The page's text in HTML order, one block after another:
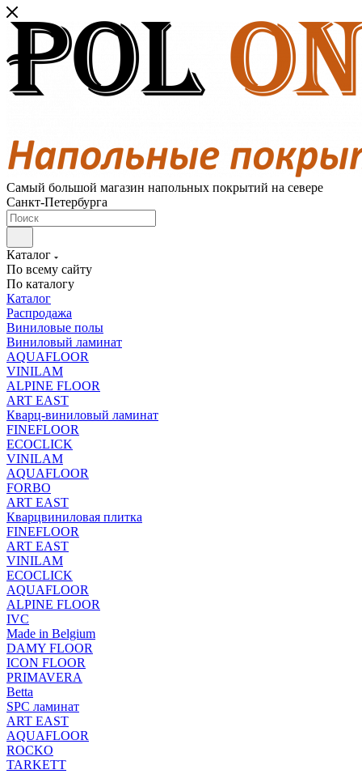
Самый большой магазин напольных покрытий на севере
Санкт-Петербурга
Каталог
По всему сайту
По каталогу
Каталог
Распродажа
Виниловые полы
Виниловый ламинат
AQUAFLOOR
VINILAM
ALPINE FLOOR
ART EAST
Кварц-виниловый ламинат
FINEFLOOR
ECOCLICK
VINILAM
AQUAFLOOR
FORBO
ART EAST
Кварцвиниловая плитка
FINEFLOOR
ART EAST
VINILAM
ECOCLICK
AQUAFLOOR
ALPINE FLOOR
IVC
Made in Belgium
DAMY FLOOR
ICON FLOOR
PRIMAVERA
Betta
SPC ламинат
ART EAST
AQUAFLOOR
ROCKO
TARKETT